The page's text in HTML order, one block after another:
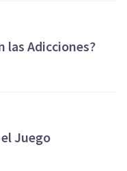
las Adicciones?
Juego